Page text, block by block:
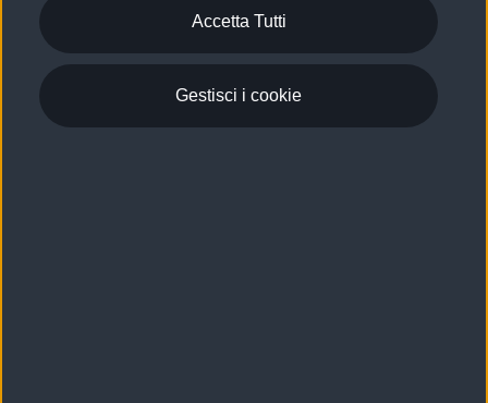
acquisto.
Accetta Tutti
Gestisci i cookie